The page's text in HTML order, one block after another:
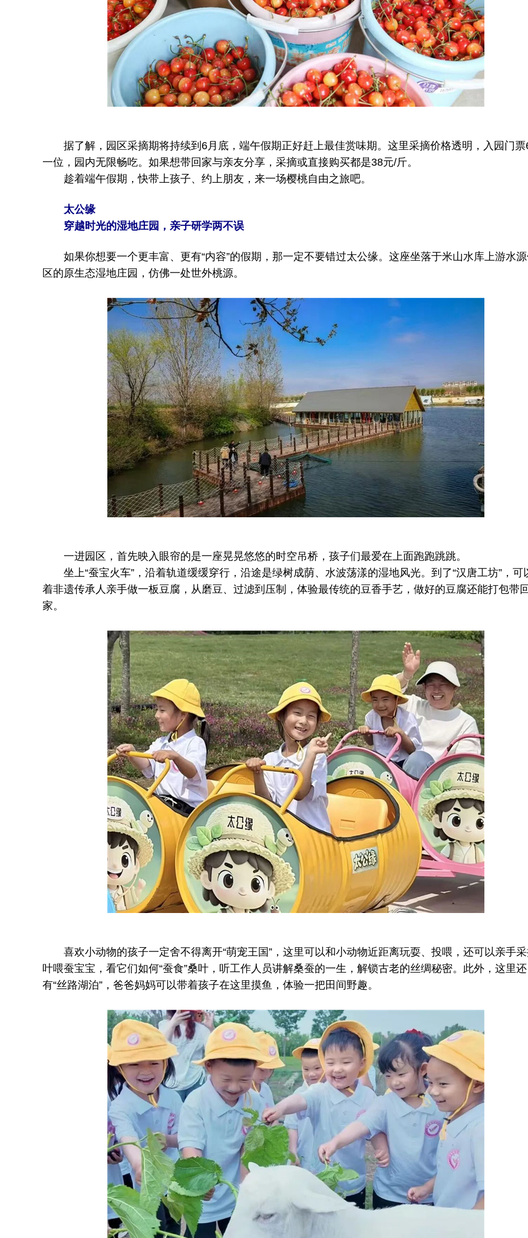
据了解，园区采摘期将持续到6月底，端午假期正好赶上最佳赏味期。这里采摘价格透明，入园门票
一位，园内无限畅吃。如果想带回家与亲友分享，采摘或直接购买都是38元/斤。
趁着端午假期，快带上孩子、约上朋友，来一场樱桃自由之旅吧。
太公缘
穿越时光的湿地庄园，亲子研学两不误
如果你想要一个更丰富、更有“内容”的假期，那一定不要错过太公缘。这座坐落于米山水库上游水
区的原生态湿地庄园，仿佛一处世外桃源。
一进园区，首先映入眼帘的是一座晃晃悠悠的时空吊桥，孩子们最爱在上面跑跑跳跳。
坐上“蚕宝火车”，沿着轨道缓缓穿行，沿途是绿树成荫、水波荡漾的湿地风光。到了“汉唐工坊”，可
着非遗传承人亲手做一板豆腐，从磨豆、过滤到压制，体验最传统的豆香手艺，做好的豆腐还能打包带
家。
喜欢小动物的孩子一定舍不得离开“萌宠王国”，这里可以和小动物近距离玩耍、投喂，还可以亲手
叶喂蚕宝宝，看它们如何“蚕食”桑叶，听工作人员讲解桑蚕的一生，解锁古老的丝绸秘密。此外，这里还
有“丝路湖泊”，爸爸妈妈可以带着孩子在这里摸鱼，体验一把田间野趣。